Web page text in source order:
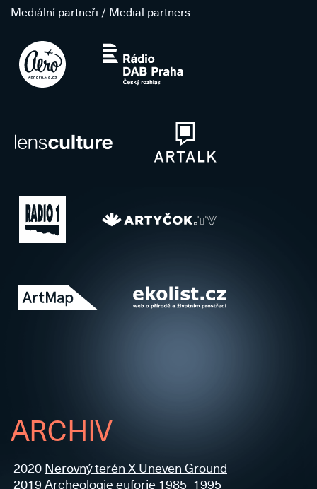
Mediální partneři / Medial partners
ARCHIV
2020 Nerovný terén X Uneven Ground
2019 Archeologie euforie 1985–1995